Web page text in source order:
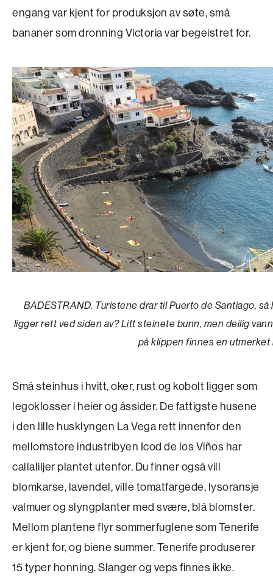
engang var kjent for produksjon av søte, små
bananer som dronning Victoria var begeistret for.
BADESTRAND. Turistene drar til Puerto de Santiago,
ligger rett ved siden av? Litt steinete bunn, men deilig
på klippen finnes en utmerket
Små steinhus i hvitt, oker, rust og kobolt ligger som
legoklosser i heier og åssider. De fattigste husene
i den lille husklyngen La Vega rett innenfor den
mellomstore industribyen Icod de los Viños har
callaliljer plantet utenfor. Du finner også vill
blomkarse, lavendel, ville tomatfargede, lysoransje
valmuer og slyngplanter med svære, blå blomster.
Mellom plantene flyr sommerfuglene som Tenerife
er kjent for, og biene summer. Tenerife produserer
15 typer honning. Slanger og veps finnes ikke.